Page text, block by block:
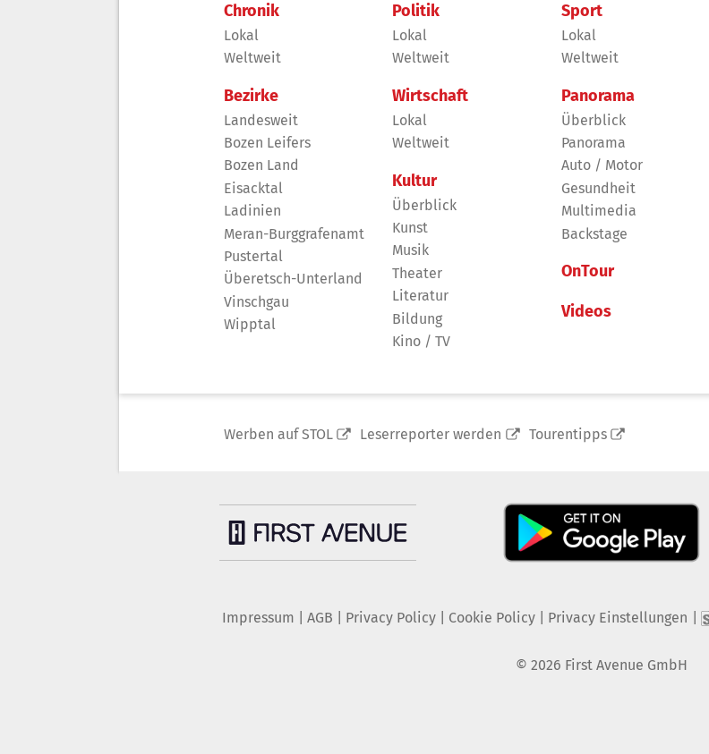
Chronik
Lokal
Weltweit
Bezirke
Landesweit
Bozen Leifers
Bozen Land
Eisacktal
Ladinien
Meran-Burggrafenamt
Pustertal
Überetsch-Unterland
Vinschgau
Wipptal
Politik
Lokal
Weltweit
Wirtschaft
Lokal
Weltweit
Kultur
Überblick
Kunst
Musik
Theater
Literatur
Bildung
Kino / TV
Sport
Lokal
Weltweit
Panorama
Überblick
Panorama
Auto / Motor
Gesundheit
Multimedia
Backstage
OnTour
Videos
Werben auf STOL Leserreporter werden Tourentipps
Impressum AGB Privacy Policy| Cookie Policy| Privacy Einstellungen
© 2026 First Avenue GmbH